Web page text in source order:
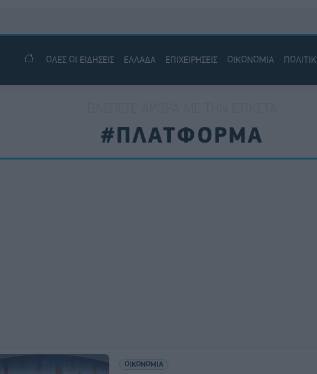
ΟΛΕΣ ΟΙ ΕΙΔΗΣΕΙΣ ΕΛΛΑΔΑ ΕΠΙΧΕΙΡΗΣΕΙΣ ΟΙΚΟΝΟΜΙΑ
#ΠΛΑΤΦΟΡΜΑ
ΟΙΚΟΝΟΜΙΑ